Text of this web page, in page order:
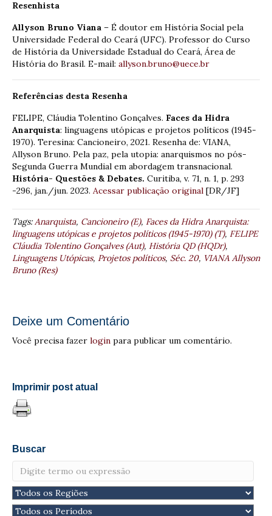
Resenhista
Allyson Bruno Viana – É doutor em História Social pela
Universidade Federal do Ceará (UFC). Professor do Curso
de História da Universidade Estadual do Ceará, Área de
História do Brasil. E-mail: allyson.bruno@uece.br
Referências desta Resenha
FELIPE, Cláudia Tolentino Gonçalves. Faces da Hidra
Anarquista: linguagens utópicas e projetos políticos (1945-
1970). Teresina: Cancioneiro, 2021. Resenha de: VIANA,
Allyson Bruno. Pela paz, pela utopia: anarquismos no pós-
Segunda Guerra Mundial em abordagem transnacional.
História- Questões & Debates. Curitiba, v. 71, n. 1, p. 293
-296, jan./jun. 2023. Acessar publicação original [DR/JF]
Tags:Anarquista, Cancioneiro (E), Faces da Hidra Anarquista:
linguagens utópicas e projetos políticos (1945-1970) (T), FELIPE
Cláudia Tolentino Gonçalves (Aut), História QD (HQDr),
Linguagens Utópicas, Projetos políticos, Séc. 20, VIANA Allyson
Bruno (Res)
Deixe um Comentário
Você precisa fazer login para publicar um comentário.
Imprimir post atual
Buscar